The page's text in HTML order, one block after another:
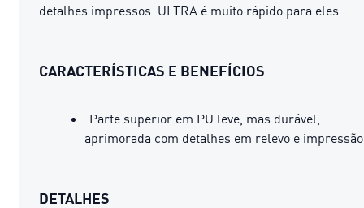
detalhes impressos. ULTRA é muito rápido para eles.
CARACTERÍSTICAS E BENEFÍCIOS
Parte superior em PU leve, mas durável,
aprimorada com detalhes em relevo e impressão
DETALHES